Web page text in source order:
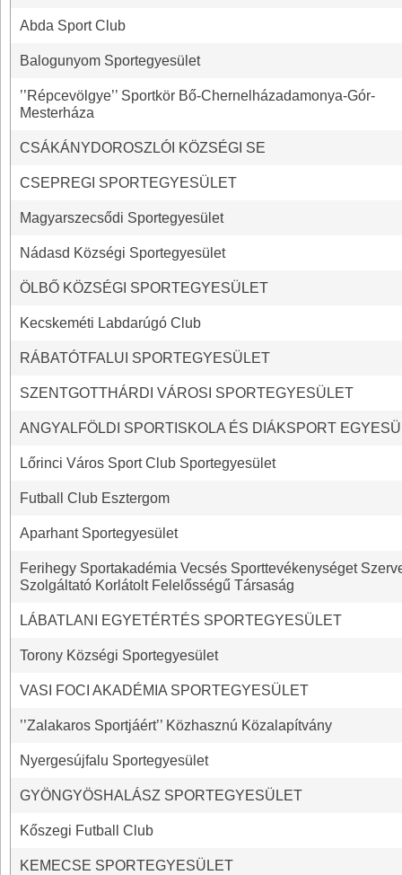
Abda Sport Club
Balogunyom Sportegyesület
’’Répcevölgye’’ Sportkör Bő-Chernelházadamonya-Gór-
Mesterháza
CSÁKÁNYDOROSZLÓI KÖZSÉGI SE
CSEPREGI SPORTEGYESÜLET
Magyarszecsődi Sportegyesület
Nádasd Községi Sportegyesület
ÖLBŐ KÖZSÉGI SPORTEGYESÜLET
Kecskeméti Labdarúgó Club
RÁBATÓTFALUI SPORTEGYESÜLET
SZENTGOTTHÁRDI VÁROSI SPORTEGYESÜLET
ANGYALFÖLDI SPORTISKOLA ÉS DIÁKSPORT
Lőrinci Város Sport Club Sportegyesület
Futball Club Esztergom
Aparhant Sportegyesület
Ferihegy Sportakadémia Vecsés Sporttevékenységet
Szolgáltató Korlátolt Felelősségű Társaság
LÁBATLANI EGYETÉRTÉS SPORTEGYESÜLET
Torony Községi Sportegyesület
VASI FOCI AKADÉMIA SPORTEGYESÜLET
’’Zalakaros Sportjáért’’ Közhasznú Közalapítvány
Nyergesújfalu Sportegyesület
GYÖNGYÖSHALÁSZ SPORTEGYESÜLET
Kőszegi Futball Club
KEMECSE SPORTEGYESÜLET